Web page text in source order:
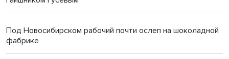
Под Новосибирском рабочий почти ослеп на шоколадной
фабрике